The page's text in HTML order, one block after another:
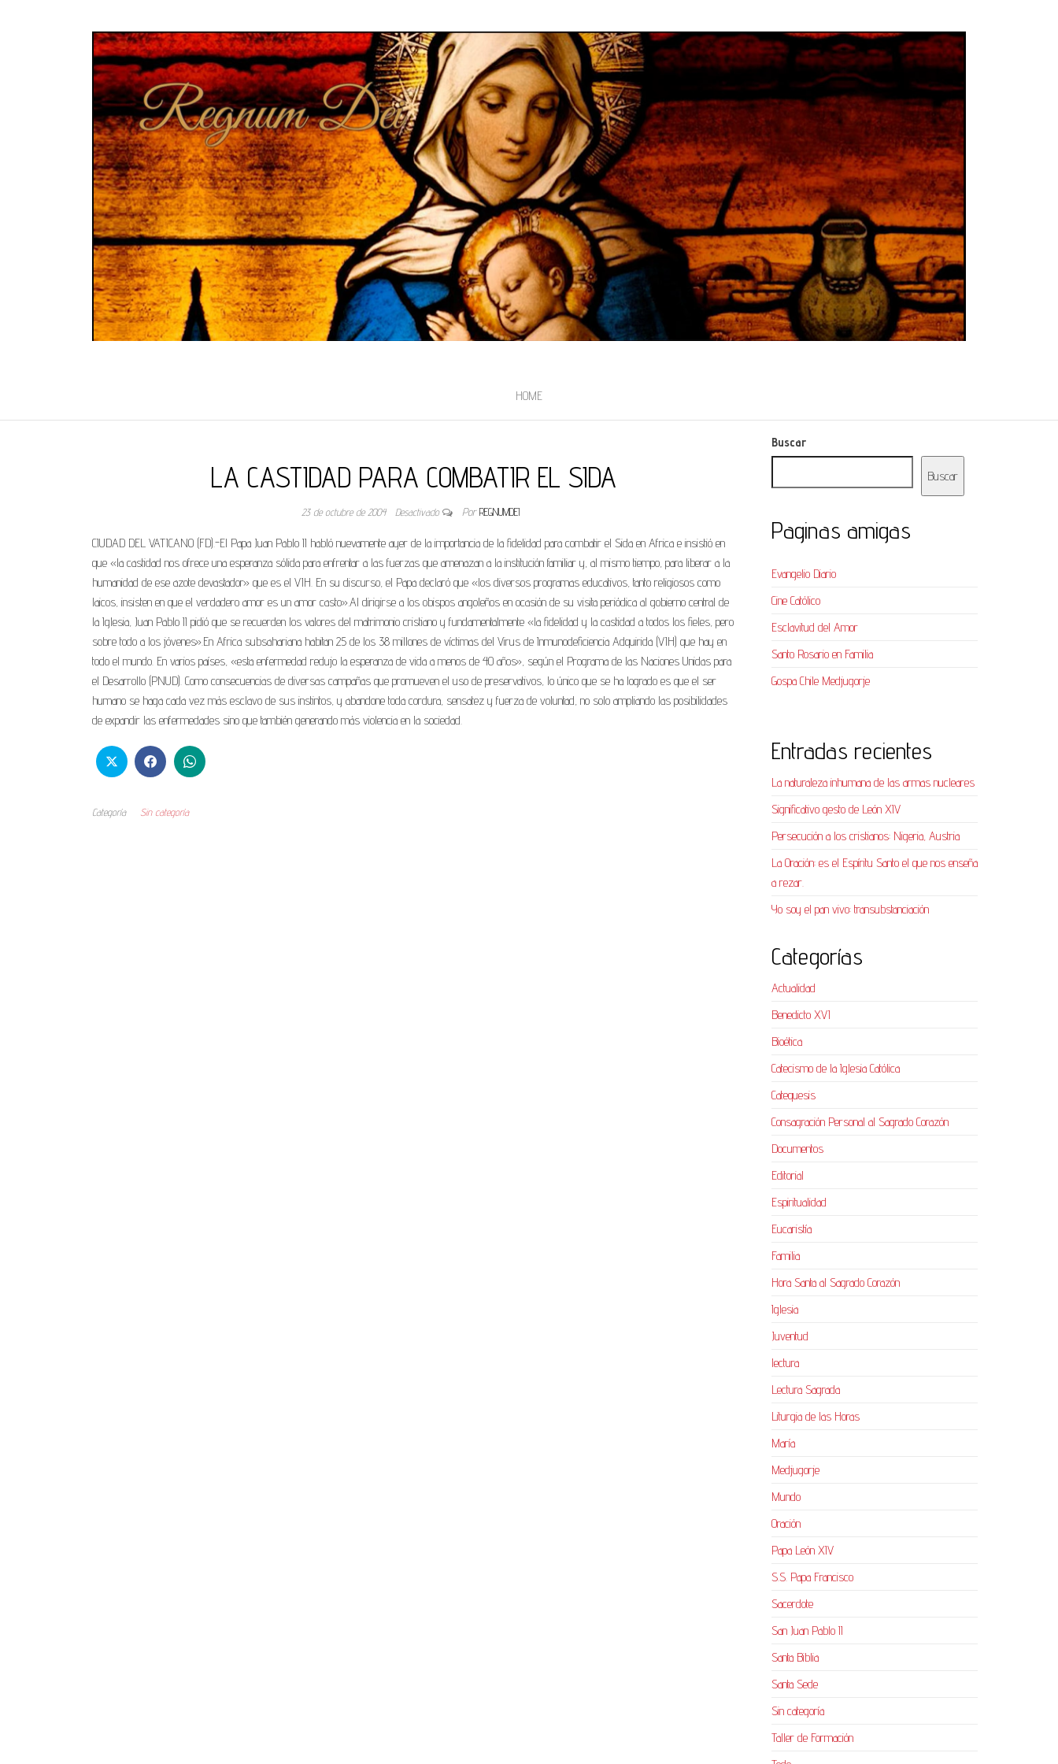
HOME
LA CASTIDAD PARA COMBATIR EL SIDA
23 de octubre de 2004 Desactivado Por REGNUMDEI
CIUDAD DEL VATICANO (FD).-El Papa Juan Pablo II habló nuevamente ayer de la importancia de la fidelidad para combatir el Sida en Africa e insistió en
que «la castidad nos ofrece una esperanza sólida para enfrentar a las fuerzas que amenazan a la institución familiar y, al mismo tiempo, para liberar a la
humanidad de ese azote devastador» que es el VIH. En su discurso, el Papa declaró que «los diversos programas educativos, tanto religiosos como
laicos, insisten en que el verdadero amor es un amor casto».Al dirigirse a los obispos angoleños en ocasión de su visita periódica al gobierno central de
la Iglesia, Juan Pablo II pidió que se recuerden los valores del matrimonio cristiano y fundamentalmente «la fidelidad y la castidad a todos los fieles, pero
sobre todo a los jóvenes».En Africa subsahariana habitan 25 de los 38 millones de víctimas del Virus de Inmunodeficiencia Adquirida (VIH) que hay en
todo el mundo. En varios países, «esta enfermedad redujo la esperanza de vida a menos de 40 años», según el Programa de las Naciones Unidas para
el Desarrollo (PNUD). Como consecuencias de diversas campañas que promueven el uso de preservativos, lo único que se ha logrado es que el ser
humano se haga cada vez más esclavo de sus instintos, y abandone toda cordura, sensatez y fuerza de voluntad, no solo ampliando las posibilidades
de expandir las enfermedades sino que también generando más violencia en la sociedad.
Categoría Sin categoría
Buscar
Buscar
Paginas amigas
Evangelio Diario
Cine Católico
Esclavitud del Amor
Santo Rosario en Familia
Gospa Chile Medjugorje
Entradas recientes
La naturaleza inhumana de las armas nucleares
Significativo gesto de León XIV
Persecución a los cristianos: Nigeria, Austria
La Oración: es el Espíritu Santo el que nos enseña
a rezar.
Yo soy el pan vivo: transubstanciación
Categorías
Actualidad
Benedicto XVI
Bioética
Catecismo de la Iglesia Católica
Catequesis
Consagración Personal al Sagrado Corazón
Documentos
Editorial
Espiritualidad
Eucaristía
Familia
Hora Santa al Sagrado Corazón
Iglesia
Juventud
lectura
Lectura Sagrada
Liturgia de las Horas
María
Medjugorje
Mundo
Oración
Papa León XIV
S.S. Papa Francisco
Sacerdote
San Juan Pablo II
Santa Biblia
Santa Sede
Sin categoría
Taller de Formación